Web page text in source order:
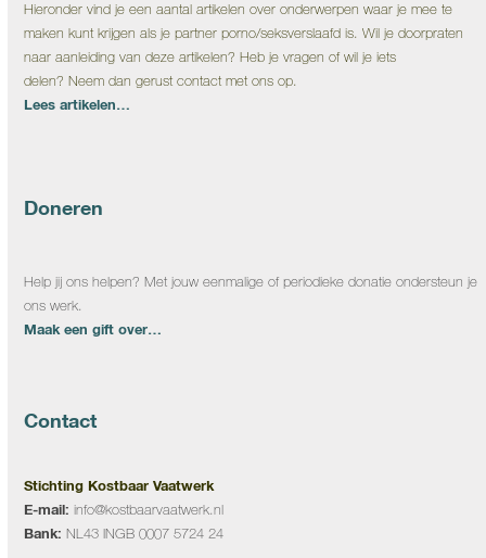
Hieronder vind je een aantal artikelen over onderwerpen waar je mee te
maken kunt krijgen als je partner porno/seksverslaafd is. Wil je doorpraten
naar aanleiding van deze artikelen? Heb je vragen of wil je iets
delen? Neem dan gerust contact met ons op.
Lees artikelen…
Doneren
Help jij ons helpen? Met jouw eenmalige of periodieke donatie ondersteun je
ons werk.
Maak een gift over…
Contact
Stichting Kostbaar Vaatwerk
E-mail: info@kostbaarvaatwerk.nl
Bank: NL43 INGB 0007 5724 24